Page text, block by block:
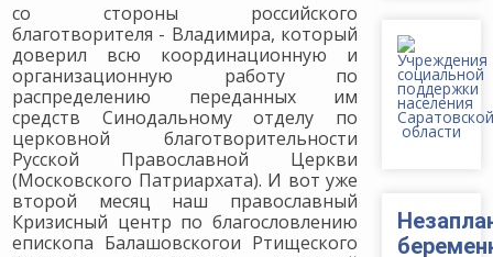
со стороны российского
благотворителя - Владимира, который
доверил всю координационную и
организационную работу по
распределению переданных им
средств Синодальному отделу по
церковной благотворительности
Русской Православной Церкви
(Московского Патриархата). И вот уже
второй месяц наш православный
Кризисный центр по благословлению
епископа Балашовскогои Ртищеского